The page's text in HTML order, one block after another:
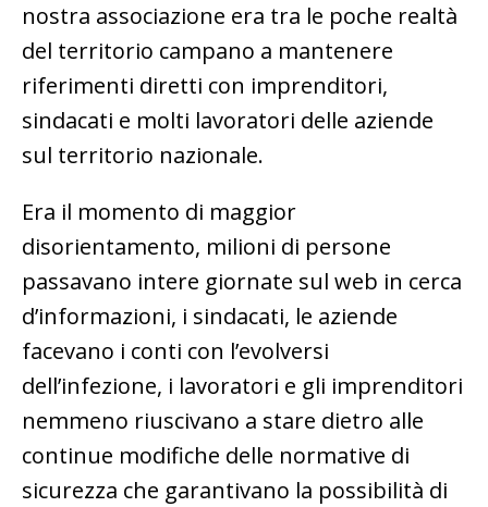
nostra associazione era tra le poche realtà
del territorio campano a mantenere
riferimenti diretti con imprenditori,
sindacati e molti lavoratori delle aziende
sul territorio nazionale.
Era il momento di maggior
disorientamento, milioni di persone
passavano intere giornate sul web in cerca
d’informazioni, i sindacati, le aziende
facevano i conti con l’evolversi
dell’infezione, i lavoratori e gli imprenditori
nemmeno riuscivano a stare dietro alle
continue modifiche delle normative di
sicurezza che garantivano la possibilità di